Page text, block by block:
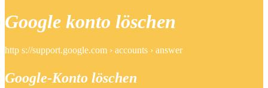
Google konto löschen
http s://support.google.com › accounts › answer
Google-Konto löschen